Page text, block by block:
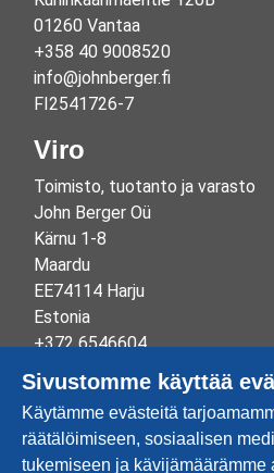
01260 Vantaa
+358 40 9008520
info@johnberger.fi
FI2541726-7
Viro
Toimisto, tuotanto ja varasto
John Berger Oü
Kärnu 1-8
Maardu
EE74114 Harju
Estonia
+372 6546604
info@johnberger.ee
Reg.nr 10265834
EE100332513
Sivustomme käyttää
Käytämme evästeitä
räätälöimiseen, sosiaalisen
tukemiseen ja kävijämäärämme